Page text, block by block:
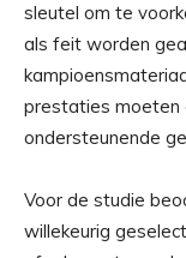
sleutel om te
als feit worden
prestaties moeten
ondersteunende
Voor de studie
willekeurig